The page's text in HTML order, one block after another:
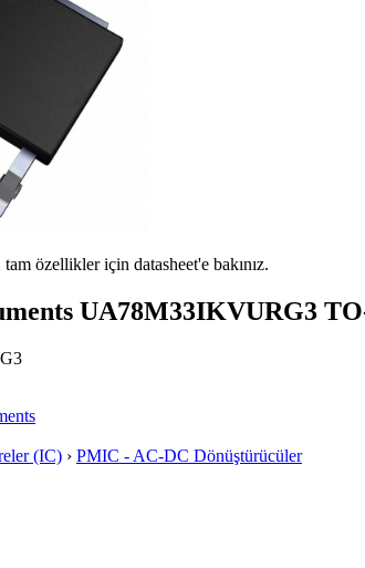
özellikler için datasheet'e bakınız.
UA78M33IKVURG3
(IC) › PMIC - AC-DC Dönüştürücüler